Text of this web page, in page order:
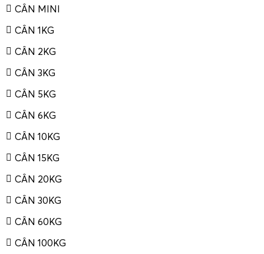
CÂN MINI
CÂN 1KG
CÂN 2KG
CÂN 3KG
CÂN 5KG
CÂN 6KG
CÂN 10KG
CÂN 15KG
CÂN 20KG
CÂN 30KG
CÂN 60KG
CÂN 100KG